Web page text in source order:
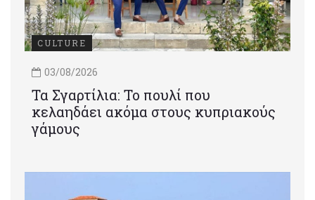
CULTURE
03/08/2026
Τα Σγαρτίλια: Το πουλί που
κελαηδάει ακόμα στους κυπριακούς
γάμους